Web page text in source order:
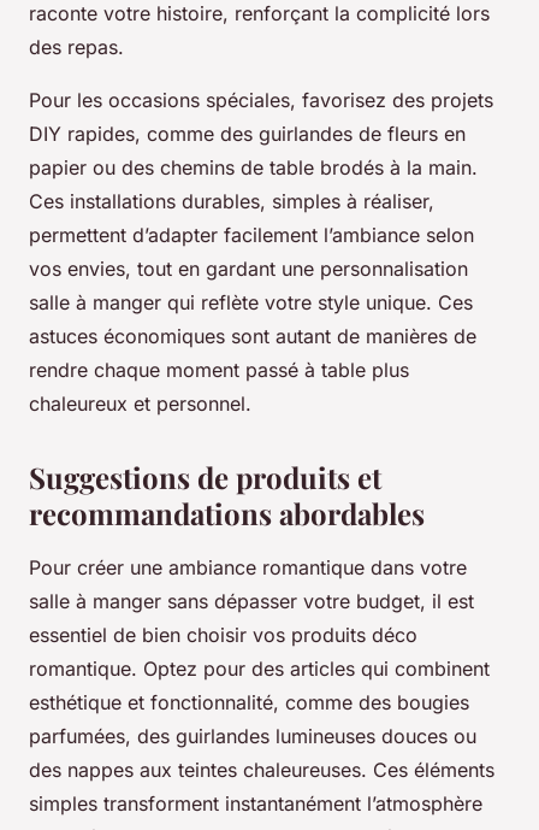
raconte votre histoire, renforçant la complicité lors
des repas.
Pour les occasions spéciales, favorisez des projets
DIY rapides, comme des guirlandes de fleurs en
papier ou des chemins de table brodés à la main.
Ces installations durables, simples à réaliser,
permettent d’adapter facilement l’ambiance selon
vos envies, tout en gardant une personnalisation
salle à manger qui reflète votre style unique. Ces
astuces économiques sont autant de manières de
rendre chaque moment passé à table plus
chaleureux et personnel.
Suggestions de produits et
recommandations abordables
Pour créer une ambiance romantique dans votre
salle à manger sans dépasser votre budget, il est
essentiel de bien choisir vos produits déco
romantique. Optez pour des articles qui combinent
esthétique et fonctionnalité, comme des bougies
parfumées, des guirlandes lumineuses douces ou
des nappes aux teintes chaleureuses. Ces éléments
simples transforment instantanément l’atmosphère